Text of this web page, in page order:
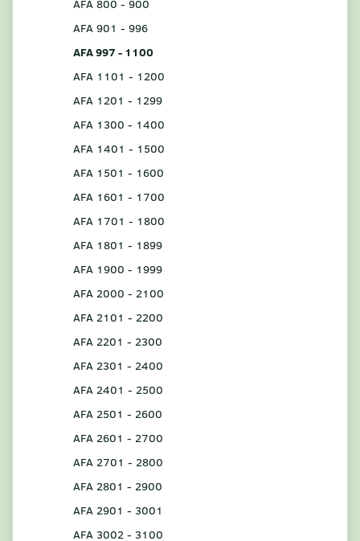
AFA 800 - 900
AFA 901 - 996
AFA 997 - 1100
AFA 1101 - 1200
AFA 1201 - 1299
AFA 1300 - 1400
AFA 1401 - 1500
AFA 1501 - 1600
AFA 1601 - 1700
AFA 1701 - 1800
AFA 1801 - 1899
AFA 1900 - 1999
AFA 2000 - 2100
AFA 2101 - 2200
AFA 2201 - 2300
AFA 2301 - 2400
AFA 2401 - 2500
AFA 2501 - 2600
AFA 2601 - 2700
AFA 2701 - 2800
AFA 2801 - 2900
AFA 2901 - 3001
AFA 3002 - 3100